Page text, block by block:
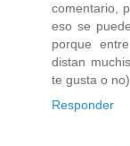
comentario,
eso se
porque
distan
te gusta o no)
Responder